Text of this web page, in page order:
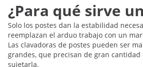
¿Para qué sirve
Solo los postes dan la estabilidad
reemplazan el arduo trabajo con un
Las clavadoras de postes pueden ser
grandes, que precisan de gran
sujetarla.